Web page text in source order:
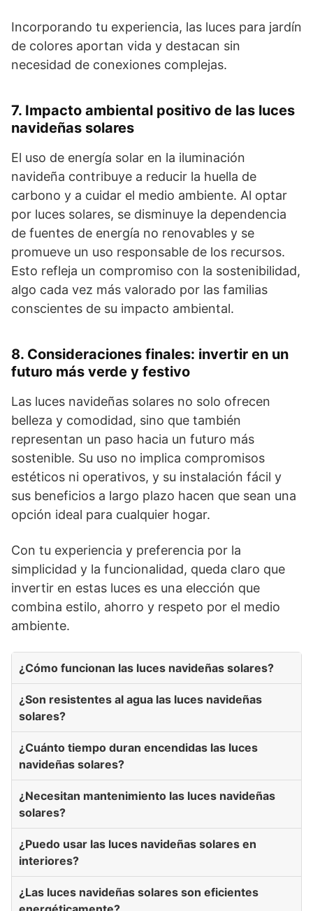
Incorporando tu experiencia, las luces para jardín
de colores aportan vida y destacan sin
necesidad de conexiones complejas.
7. Impacto ambiental positivo de las luces
navideñas solares
El uso de energía solar en la iluminación
navideña contribuye a reducir la huella de
carbono y a cuidar el medio ambiente. Al optar
por luces solares, se disminuye la dependencia
de fuentes de energía no renovables y se
promueve un uso responsable de los recursos.
Esto refleja un compromiso con la sostenibilidad,
algo cada vez más valorado por las familias
conscientes de su impacto ambiental.
8. Consideraciones finales: invertir en un
futuro más verde y festivo
Las luces navideñas solares no solo ofrecen
belleza y comodidad, sino que también
representan un paso hacia un futuro más
sostenible. Su uso no implica compromisos
estéticos ni operativos, y su instalación fácil y
sus beneficios a largo plazo hacen que sean una
opción ideal para cualquier hogar.
Con tu experiencia y preferencia por la
simplicidad y la funcionalidad, queda claro que
invertir en estas luces es una elección que
combina estilo, ahorro y respeto por el medio
ambiente.
¿Cómo funcionan las luces navideñas solares?
¿Son resistentes al agua las luces navideñas
solares?
¿Cuánto tiempo duran encendidas las luces
navideñas solares?
¿Necesitan mantenimiento las luces navideñas
solares?
¿Puedo usar las luces navideñas solares en
interiores?
¿Las luces navideñas solares son eficientes